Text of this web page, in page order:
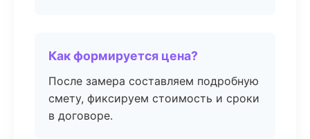
Как формируется цена?
После замера составляем подробную
смету, фиксируем стоимость и сроки
в договоре.